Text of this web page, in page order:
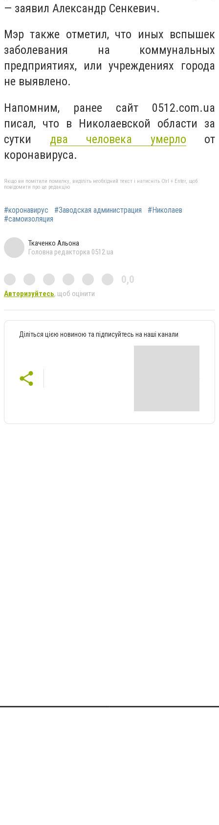
— заявил Александр Сенкевич.
Мэр также отметил, что иных вспышек
заболевания на коммунальных
предприятиях, или учреждениях города
не выявлено.
Напомним, ранее сайт 0512.com.ua
писал, что в Николаевской области за
сутки два человека умерло от
коронавируса.
Якщо ви помітили помилку, виділіть необхідний текст і натисніть Ctrl + Enter, щоб
повідомити про це редакцію
#коронавирус #Заводская администрация
#Николаев
#самоизоляция
Ткаченко Альона
Головна редакторка 0512.ua
0,0
Авторизуйтесь, щоб оцінити
Діліться цією новиною та підписуйтесь на наші канали